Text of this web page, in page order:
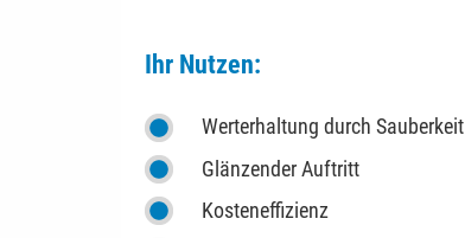
Ihr Nutzen:
Werterhaltung durch Sauberkeit
Glänzender Auftritt
Kosteneffizienz